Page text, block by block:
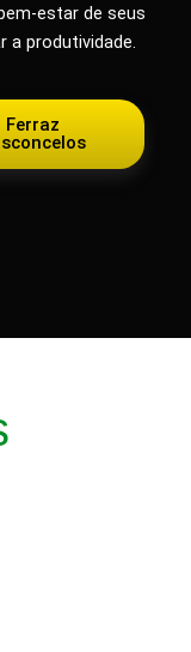
estar de seus
a produtividade.
Ferraz